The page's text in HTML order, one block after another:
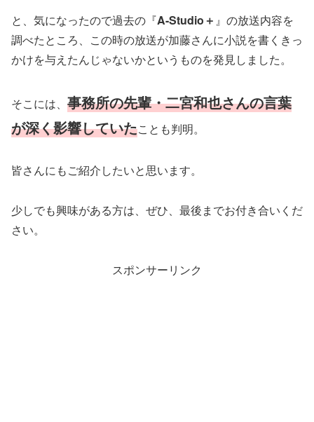
と、気になったので過去の『A-Studio＋ 』の放送内容を
調べたところ、この時の放送が加藤さんに小説を書くきっ
かけを与えたんじゃないかというものを発見しました。
そこには、 事務所の先輩・二宮和也さんの言葉
が深く影響していたことも判明。
皆さんにもご紹介したいと思います。
少しでも興味がある方は、ぜひ、最後までお付き合いくだ
さい。
スポンサーリンク